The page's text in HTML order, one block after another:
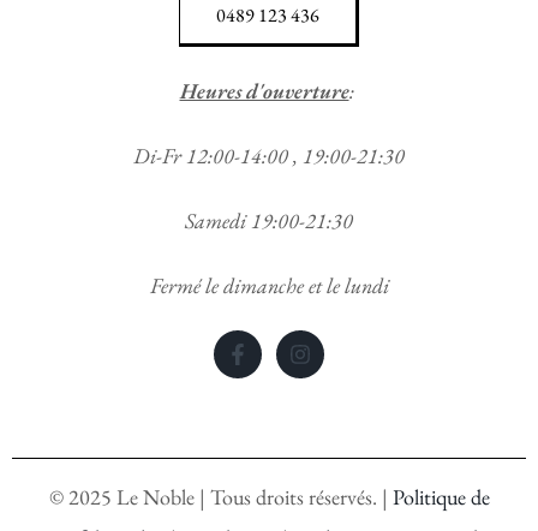
0489 123 436
Heures d'ouverture:
Di-Fr 12:00-14:00 , 19:00-21:30
Samedi 19:00-21:30
Fermé le dimanche et le lundi
©2025 Le Noble | Tous droits réservés. | Politique de